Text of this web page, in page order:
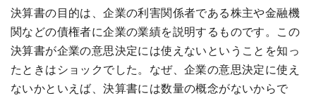
決算書の目的は、企業の利害関係者である株主や金融機
関などの債権者に企業の業績を説明するものです。この
決算書が企業の意思決定には使えないということを知っ
たときはショックでした。なぜ、企業の意思決定に使え
ないかといえば、決算書には数量の概念がないからで